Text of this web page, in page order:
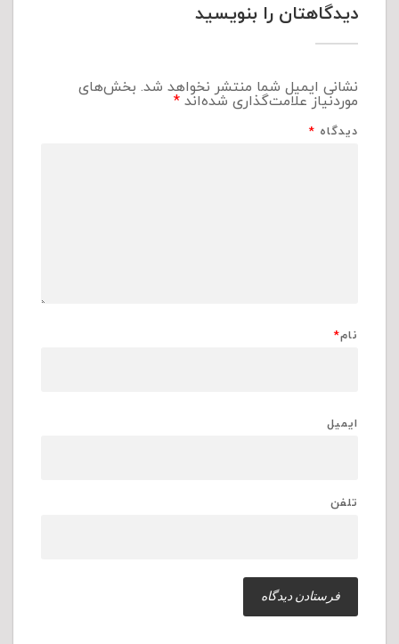
دیدگاهتان را بنویسید
نشانی ایمیل شما منتشر نخواهد شد. بخش‌های
موردنیاز علامت‌گذاری شده‌اند*
دیدگاه *
نام*
ایمیل
تلفن